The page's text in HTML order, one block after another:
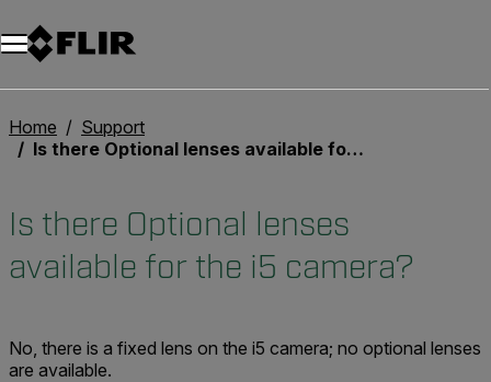
Home
Support
Is there Optional lenses available for the i5 camera?
Is there Optional lenses
available for the i5 camera?
No, there is a fixed lens on the i5 camera; no optional lenses
are available.